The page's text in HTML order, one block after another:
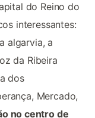
do Reino do
interessantes:
algarvia, a
da Ribeira
dos
Mercado,
no centro de